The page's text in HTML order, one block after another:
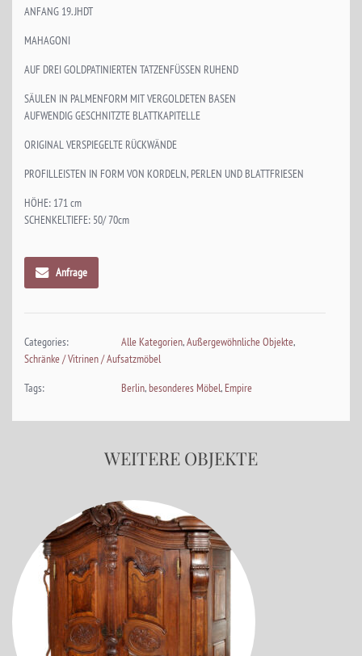
ANFANG 19. JHDT
MAHAGONI
AUF DREI GOLDPATINIERTEN TATZENFÜSSEN RUHEND
SÄULEN IN PALMENFORM MIT VERGOLDETEN BASEN
AUFWENDIG GESCHNITZTE BLATTKAPITELLE
ORIGINAL VERSPIEGELTE RÜCKWÄNDE
PROFILLEISTEN IN FORM VON KORDELN, PERLEN UND BLATTFRIESEN
HÖHE: 171 cm
SCHENKELTIEFE: 50/ 70cm
Anfrage
Categories: Alle Kategorien,Außergewöhnliche Objekte,
Schränke / Vitrinen / Aufsatzmöbel
Tags:
Berlin,besonderes Möbel, Empire
WEITERE OBJEKTE